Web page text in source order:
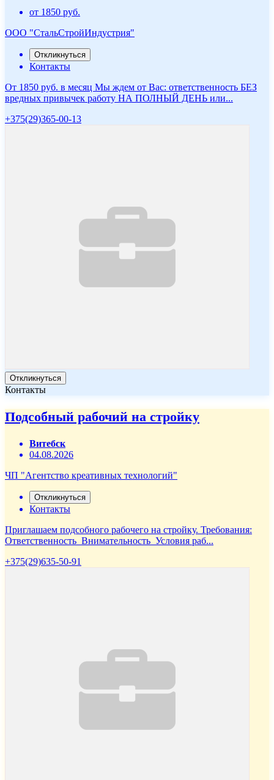
от 1850 руб.
ООО "СтальСтройИндустрия"
Откликнуться
Контакты
От 1850 руб. в месяц Мы ждем от Вас: ответственность БЕЗ
вредных привычек работу НА ПОЛНЫЙ ДЕНЬ или...
+375(29)365-00-13
Откликнуться
Контакты
Подсобный рабочий на стройку
Витебск
04.08.2026
ЧП "Агентство креативных технологий"
Откликнуться
Контакты
Приглашаем подсобного рабочего на стройку. Требования:
Ответственность Внимательность Условия раб...
+375(29)635-50-91